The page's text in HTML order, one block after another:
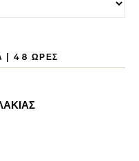
| 48 ΏΡΕΣ